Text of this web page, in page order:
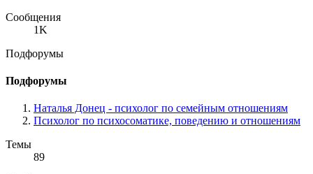
Сообщения
1K
Подфорумы
Подфорумы
Наталья Донец - психолог по семейным отношениям
Психолог по психосоматике, поведению и отношениям
Темы
89